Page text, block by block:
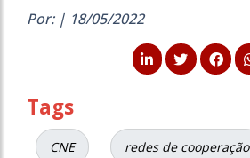
Por: | 18/05/2022
Tags
CNE redes de cooperação